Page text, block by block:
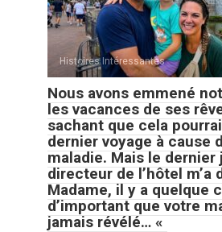
Histoires Intéressantes
Nous avons emmené
les vacances de ses
sachant que cela
dernier voyage à cause
maladie. Mais le dernier
directeur de l’hôtel m’a
Madame, il y a quelque
d’important que votre
jamais révélé… «